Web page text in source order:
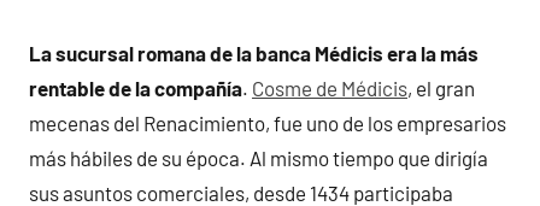
La sucursal romana de la banca Médicis era la más
rentable de la compañía. Cosme de Médicis, el gran
mecenas del Renacimiento, fue uno de los empresarios
más hábiles de su época. Al mismo tiempo que dirigía
sus asuntos comerciales, desde 1434 participaba